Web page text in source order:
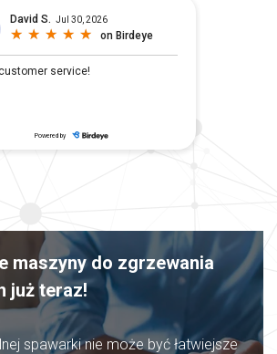
maszyny do zgrzewania
już teraz!
spawarki nie może być łatwiejsze